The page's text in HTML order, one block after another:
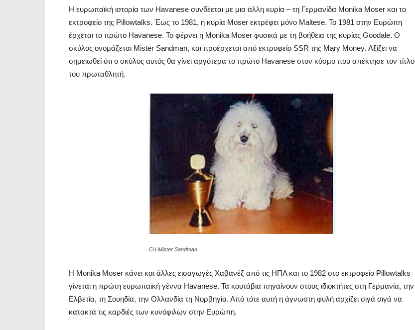
Η ευρωπαϊκή ιστορία των Havanese συνδέεται με μια άλλη κυρία – τη Γερμανίδα Monika Moser και το
εκτροφείο της Pillowtalks. Έως το 1981, η κυρία Moser εκτρέφει μόνο Maltese. Το 1981 στην Ευρώπη
έρχεται το πρώτο Havanese. Το φέρνει η Monika Moser φυσικά με τη βοήθεια της κυρίας Goodale. Ο
σκύλος ονομάζεται Mister Sandman, και προέρχεται από εκτροφείο SSR της Mary Money. Αξίζει να
σημειωθεί ότι ο σκύλος αυτός θα γίνει αργότερα το πρώτο Havanese στον κόσμο που απέκτησε τον τίτλο
του πρωταθλητή.
CH Mister Sandman
Η Monika Moser κάνει και άλλες εισαγωγές Χαβανέζ από τις ΗΠΑ και το 1982 στο εκτροφείο Pillowtalks
γίνεται η πρώτη ευρωπαϊκή γέννα Havanese. Τα κουτάβια πηγαίνουν στους ιδιοκτήτες στη Γερμανία, την
Ελβετία, τη Σουηδία, την Ολλανδία τη Νορβηγία. Από τότε αυτή η άγνωστη φυλή αρχίζει σιγά σιγά να
κατακτά τις καρδιές των κυνόφιλων στην Ευρώπη.